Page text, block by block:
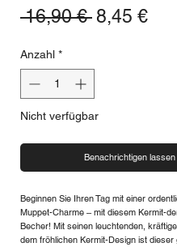
16,90 € 8,45 €
Anzahl *
Nicht verfügbar
Benachrichtigen lassen
Beginnen Sie Ihren Tag mit einer
Muppet-Charme – mit diesem Kermit-
Becher! Mit seinen leuchtenden,
dem fröhlichen Kermit-Design ist